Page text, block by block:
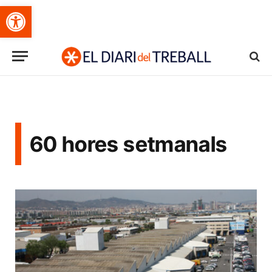
Obre la barra d'eines
60 hores setmanals